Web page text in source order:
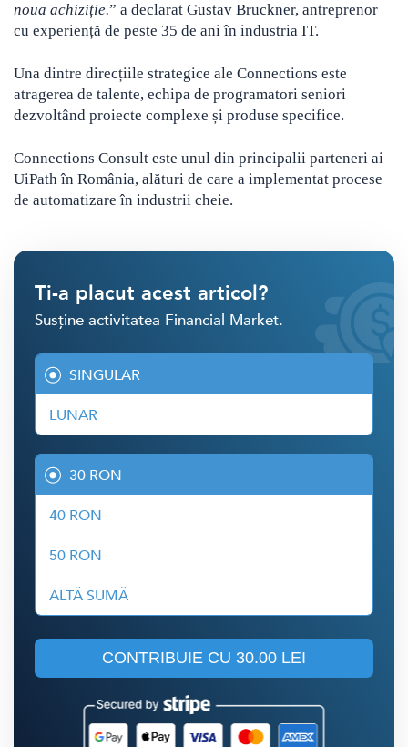
noua achiziție.” a declarat Gustav Bruckner, antreprenor
cu experiență de peste 35 de ani în industria IT.
Una dintre direcțiile strategice ale Connections este
atragerea de talente, echipa de programatori seniori
dezvoltând proiecte complexe și produse specifice.
Connections Consult este unul din principalii parteneri ai
UiPath în România, alături de care a implementat procese
de automatizare în industrii cheie.
Ti-a placut acest articol?
Susține activitatea Financial Market.
SINGULAR
LUNAR
30 RON
40 RON
50 RON
ALTĂ SUMĂ
CONTRIBUIE CU 30.00 LEI